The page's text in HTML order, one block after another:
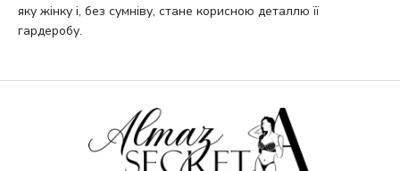
яку жінку і, без сумніву, стане корисною деталлю її
гардеробу.